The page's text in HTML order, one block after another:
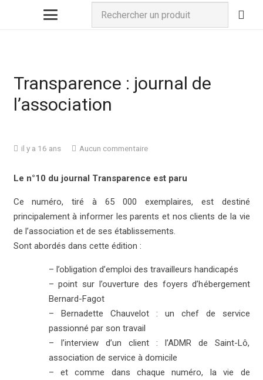
Transparence : journal de
l’association
il y a 16 ans Aucun commentaire
Le n°10 du journal Transparence est paru
Ce numéro, tiré à 65 000 exemplaires, est destiné
principalement à informer les parents et nos clients de la vie
de l’association et de ses établissements.
Sont abordés dans cette édition :
– l’obligation d’emploi des travailleurs handicapés
– point sur l’ouverture des foyers d’hébergement
Bernard-Fagot
– Bernadette Chauvelot : un chef de service
passionné par son travail
– l’interview d’un client : l’ADMR de Saint-Lô,
association de service à domicile
– et comme dans chaque numéro, la vie de